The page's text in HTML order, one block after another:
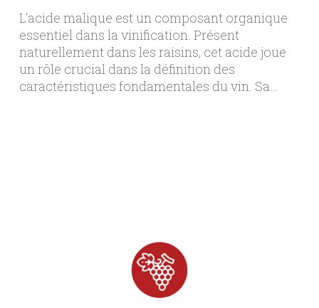
L'acide malique est un composant organique
essentiel dans la vinification. Présent
naturellement dans les raisins, cet acide joue
un rôle crucial dans la définition des
caractéristiques fondamentales du vin. Sa…